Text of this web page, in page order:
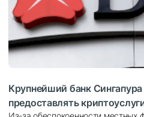
Крупнейший банк Сингапура
предоставлять